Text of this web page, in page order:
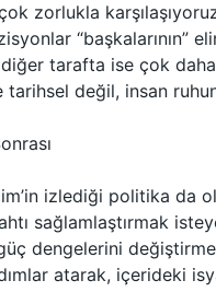
zorlukla
“başkalarının”
diğer tarafta ise çok
değil, insan
izlediği politika da
sağlamlaştırmak
dengelerini
atarak, içerideki